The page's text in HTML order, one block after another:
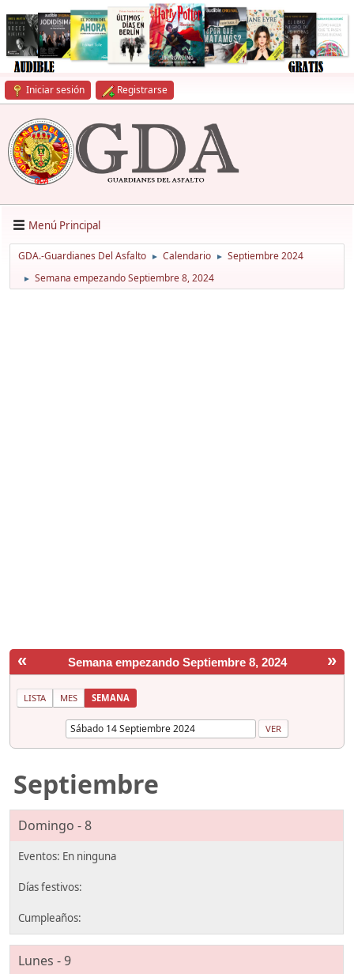
Iniciar sesión Registrarse
Menú Principal
GDA.-Guardianes Del Asfalto ► Calendario ► Septiembre 2024
► Semana empezando Septiembre 8, 2024
« »
Semana empezando Septiembre 8, 2024
LISTA MES SEMANA
Septiembre
Domingo - 8
Lunes - 9